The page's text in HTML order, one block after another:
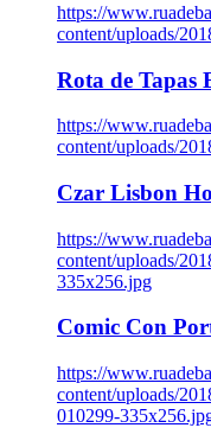
https://
content/uploads/
Rota de Tapas
https://
content/uploads/
Czar Lisbon
https://
content/uploads/
335x256.jpg
Comic Con
https://
content/uploads/
010299-